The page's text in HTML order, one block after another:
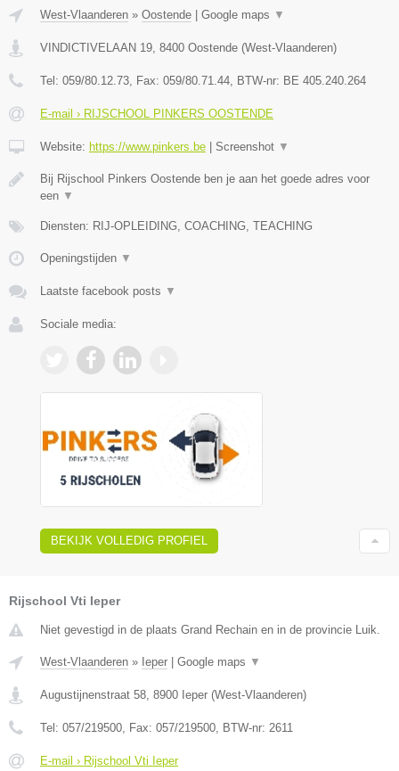
West-Vlaanderen » Oostende Google maps ▼
VINDICTIVELAAN 19, 8400 Oostende (West-Vlaanderen)
Tel: 059/80.12.73, Fax: 059/80.71.44, BTW-nr: BE 405.240.264
E-mail › RIJSCHOOL PINKERS OOSTENDE
Website: https://www.pinkers.be Screenshot ▼
Bij Rijschool Pinkers Oostende ben je aan het goede adres voor
een ▼
Diensten: RIJ-OPLEIDING, COACHING, TEACHING
Openingstijden ▼
Laatste facebook posts ▼
Sociale media:
BEKIJK VOLLEDIG PROFIEL
Rijschool Vti Ieper
Niet gevestigd in de plaats Grand Rechain en in de provincie Luik.
West-Vlaanderen » Ieper Google maps ▼
Augustijnenstraat 58, 8900 Ieper (West-Vlaanderen)
Tel: 057/219500, Fax: 057/219500, BTW-nr: 2611
E-mail › Rijschool Vti Ieper